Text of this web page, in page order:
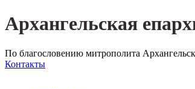
Архангельская
По благословению митрополита
Контакты